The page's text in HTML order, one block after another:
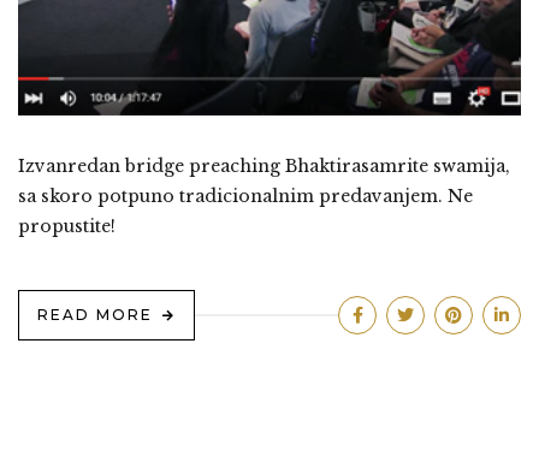
Izvanredan bridge preaching Bhaktirasamrite swamija,
sa skoro potpuno tradicionalnim predavanjem. Ne
propustite!
READ MORE